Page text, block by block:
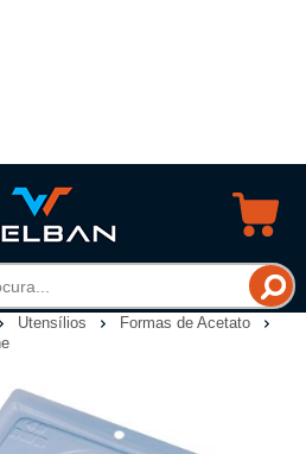
Utensílios
Formas de Acetato